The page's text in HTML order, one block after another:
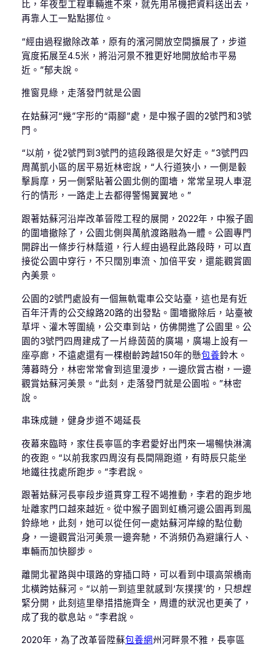
比，年夜型工程車輛進不來，就先用吊機把資料送出去，
再靠人工一點點挪位。
“經由過程撤除改革，原有的濱河開放空間擴展了，步道
寬度拓展至4.5米，將沿河景不雅更好地開放給市平易
近。”郁夫說。
推窗見綠，走落發門就是公園
在姑蘇河“幾”字形的“兩腳”處，是中猴子園的2號門和3號
門。
“以前，從2號門到3號門的這段路很是欠好走。”3號門四
周萬凱小區的居平易近林密說，“人行道狹小，一側是轂
擊肩摩，另一側緊貼著公園北側的圍墻，常常呈現人車混
行的情形，一路走上去都得警惕翼翼地。”
跟著姑蘇河沿岸改革晉陞工程的展開，2022年，中猴子園
的圍墻撤除了，公園北側與萬航渡路融為一體。公園專門
開辟出一條步行林蔭道，行人經由過程此路段時，可以直
接從公園中穿行，不只闊別車流、加倍平安，還能觀賞園
內美景。
公園的2號門處設有一個無軌電車公交站臺，這也是有近
百年汗青的公交線路20路的出發點。圍墻撤除后，站臺被
草坪、灌木等圍繞，公交車到站，仿佛開進了公園里。公
園的3號門四周建成了一片綠茵茵的廣場，廣場上設有一
座亭廊，不遠處還有一棵樹齡跨越150年的懸包養鈴木。
薄暮時分，林密常常會到這里漫步，一邊欣賞古樹，一邊
觀賞姑蘇河美景。“此刻，走落發門就是公園啦。”林密
說。
串珠成鏈，健身步道不竭延長
夜幕來臨時，家住長寧區的李君愛好出門來一場暢快淋漓
的夜跑。“以前我家四周沒有長間隔跑道，有時辰只能坐
地鐵往找處所跑步。”李君說。
跟著姑蘇河長寧段步道貫穿工程不竭推動，李君的跑步地
址離家門口越來越近。從中猴子園到虹橋河邊公園再到風
鈴綠地，此刻，她可以從任何一處姑蘇河岸線的點位動
身，一邊觀賞沿河美景一邊奔馳，不消頻仍為避讓行人、
車輛而加快腳步。
離開北翟路與中環路的穿插口時，可以看到中環高架橋南
北橫跨姑蘇河。“以前一到這里就感到‘灰撲撲’的，只想趕
緊分開，此刻這里舉措措施齊全，周遭的狀況也更美了，
成了我的歇息站。”李君說。
2020年，為了改革晉陞蘇包養網州河畔景不雅，長寧區